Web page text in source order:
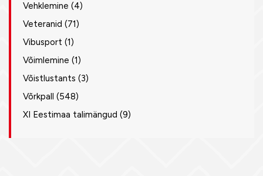
Vehklemine (4)
Veteranid (71)
Vibusport (1)
Võimlemine (1)
Võistlustants (3)
Võrkpall (548)
XI Eestimaa talimängud (9)